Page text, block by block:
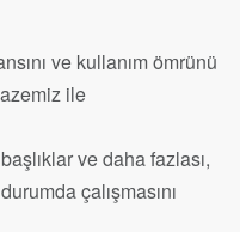
ve kullanım ömrünü
ile
ve daha fazlası,
çalışmasını